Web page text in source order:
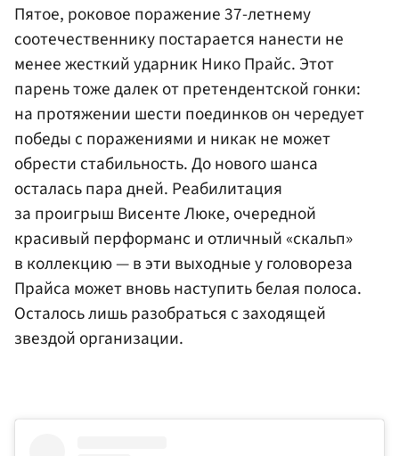
Пятое, роковое поражение 37-летнему
соотечественнику постарается нанести не
менее жесткий ударник Нико Прайс. Этот
парень тоже далек от претендентской гонки:
на протяжении шести поединков он чередует
победы с поражениями и никак не может
обрести стабильность. До нового шанса
осталась пара дней. Реабилитация
за проигрыш Висенте Люке, очередной
красивый перформанс и отличный «скальп»
в коллекцию — в эти выходные у головореза
Прайса может вновь наступить белая полоса.
Осталось лишь разобраться с заходящей
звездой организации.